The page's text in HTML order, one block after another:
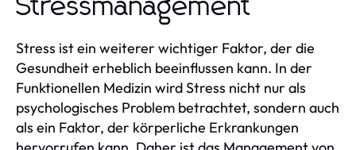
Stressmanagement
Stress ist ein weiterer wichtiger Faktor, der die
Gesundheit erheblich beeinflussen kann. In der
Funktionellen Medizin wird Stress nicht nur als
psychologisches Problem betrachtet, sondern auch
als ein Faktor, der körperliche Erkrankungen